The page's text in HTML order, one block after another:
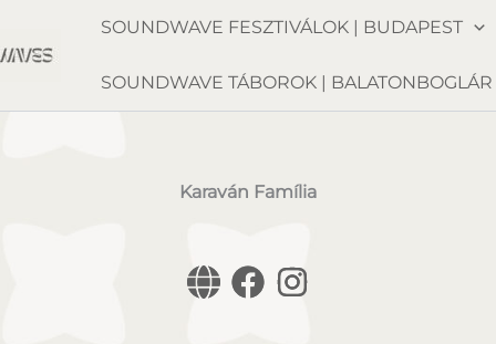
SOUNDWAVE FESZTIVÁLOK | BUDAPEST
SOUNDWAVE TÁBOROK | BALATONBOGLÁR
Karaván Família